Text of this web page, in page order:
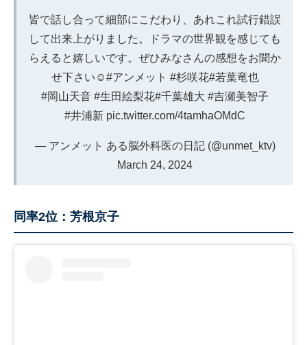
皆で話し合って細部にこだわり、あれこれ試行錯誤
して出来上がりました。ドラマの世界観を感じても
らえると嬉しいです。ぜひみなさんの感想をお聞か
せ下さい☺️#アンメット #杉咲花#若葉竜也
#岡山天音 #生田絵梨花#千葉雄大 #吉瀬美智子
#井浦新 pic.twitter.com/4tamhaOMdC
— アンメット ある脳外科医の日記 (@unmet_ktv)
March 24, 2024
同率2位：芳根京子